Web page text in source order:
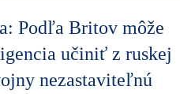
Podľa Britov môže
učiniť z ruskej
nezastaviteľnú